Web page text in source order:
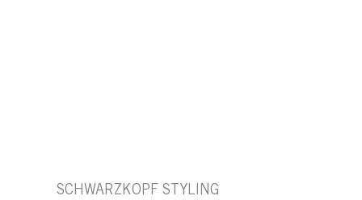
SCHWARZKOPF STYLING